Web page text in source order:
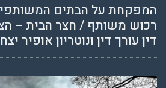
המפקחת על הבתים
רכוש משותף / חצר הבית –
דין עורך דין ונוטריון אופיר